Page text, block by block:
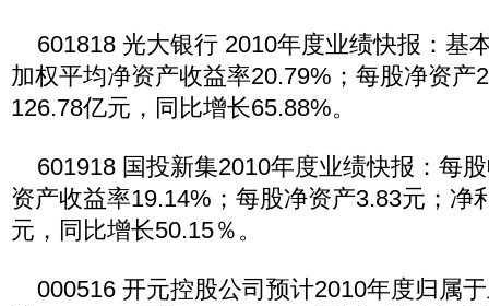
601818 光大银行 2010年度业绩快报：基
加权平均净资产收益率20.79%；每股净资产
126.78亿元，同比增长65.88%。
601918 国投新集2010年度业绩快报：每
资产收益率19.14%；每股净资产3.83元；净
元，同比增长50.15％。
000516 开元控股公司预计2010年度归属